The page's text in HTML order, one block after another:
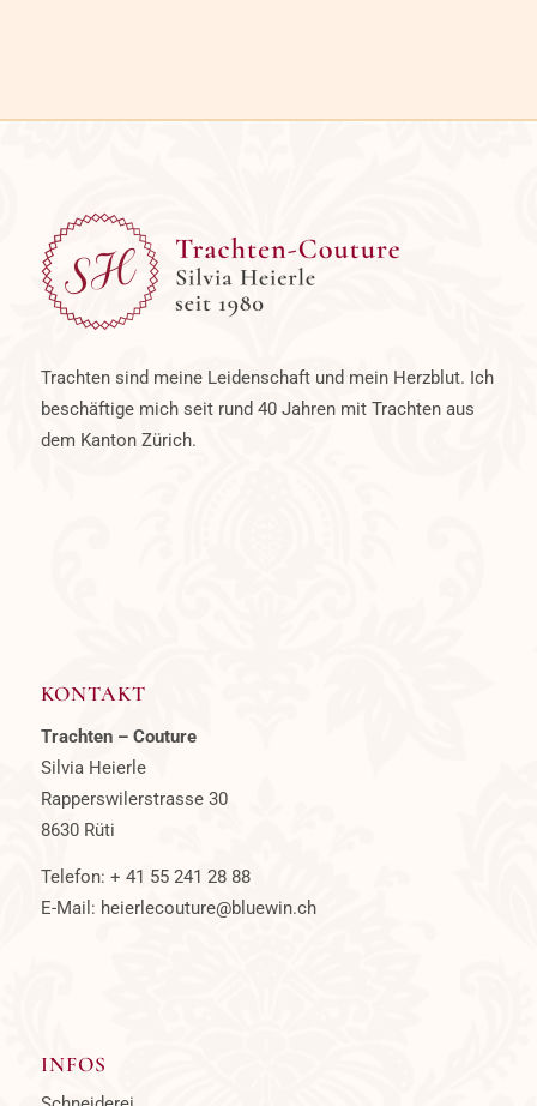
Trachten sind meine Leidenschaft und mein Herzblut. Ich
beschäftige mich seit rund 40 Jahren mit Trachten aus
dem Kanton Zürich.
KONTAKT
Trachten – Couture
Silvia Heierle
Rapperswilerstrasse 30
8630 Rüti
Telefon: + 41 55 241 28 88
E-Mail: heierlecouture@bluewin.ch
INFOS